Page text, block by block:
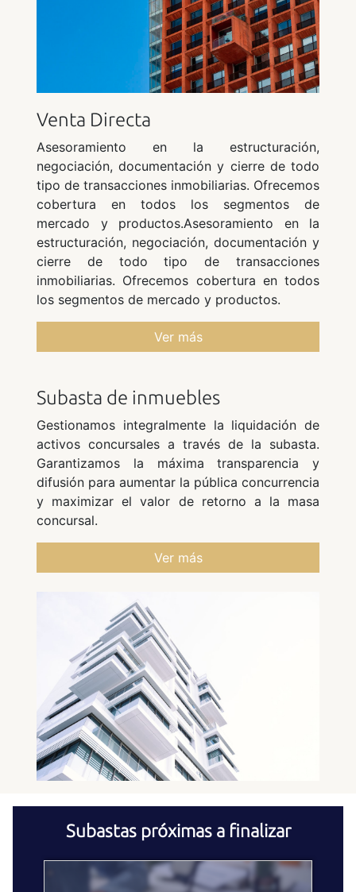
Venta Directa
Asesoramiento en la estructuración,
negociación, documentación y cierre de todo
tipo de transacciones inmobiliarias. Ofrecemos
cobertura en todos los segmentos de
mercado y productos.Asesoramiento en la
estructuración, negociación, documentación y
cierre de todo tipo de transacciones
inmobiliarias. Ofrecemos cobertura en todos
los segmentos de mercado y productos.
Ver más
Subasta de inmuebles
Gestionamos integralmente la liquidación de
activos concursales a través de la subasta.
Garantizamos la máxima transparencia y
difusión para aumentar la pública concurrencia
y maximizar el valor de retorno a la masa
concursal.
Ver más
Subastas próximas a finalizar